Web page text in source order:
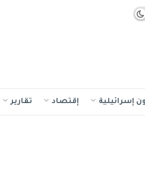
إسرائيلية إقتصاد تقارير